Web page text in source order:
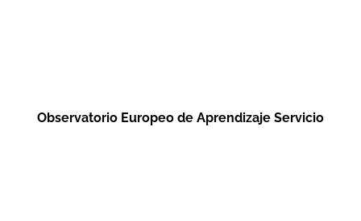
Observatorio Europeo de Aprendizaje Servicio